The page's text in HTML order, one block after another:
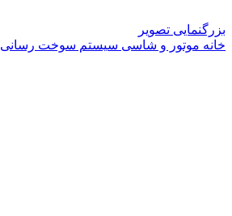
بزرگنمایی تصویر
خانه موتور و شاسی سیستم سوخت رسانی